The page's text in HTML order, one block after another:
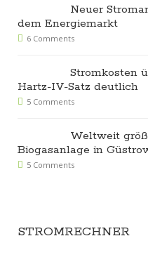
Neuer
dem Energiemarkt
6 Comments
Stromkosten
Hartz-IV-Satz deutlich
5 Comments
Weltweit
Biogasanlage in
5 Comments
STROMRECHNER